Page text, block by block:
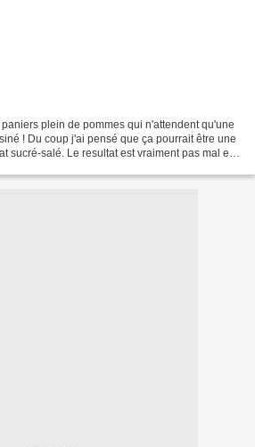
plein de pommes qui n'attendent qu'une
! Du coup j'ai pensé que ça pourrait être une
sucré-salé. Le resultat est vraiment pas mal et